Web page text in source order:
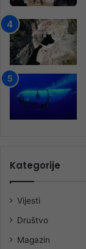
Kategorije
Vijesti
Društvo
Magazin